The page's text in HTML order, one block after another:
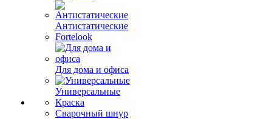
Антистатические
Fortelook
Для дома и офиса
Универсальные
Краска
Сварочный шнур